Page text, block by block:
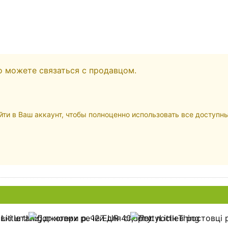
можете связаться с продавцом.
в Ваш аккаунт, чтобы полноценно использовать все